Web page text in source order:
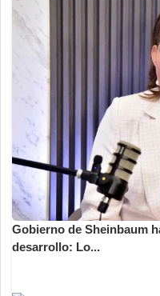
Gobierno de Sheinbaum
desarrollo: Lo...